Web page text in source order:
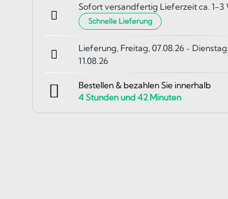
Sofort versandfertig Lieferzeit ca. 1-3
Schnelle Lieferung
Lieferung, Freitag, 07.08.26 - Dienstag,
11.08.26
Bestellen & bezahlen Sie innerhalb
4Stunden und42 Minuten